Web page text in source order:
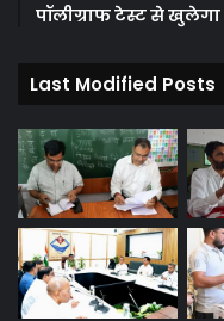
पॉलीग्राफ टेस्ट से
Last Modified Posts